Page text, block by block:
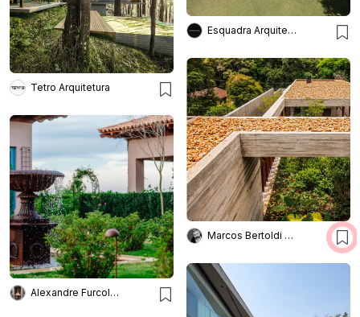
Esquadra Arquitetos
Tetro Arquitetura
Marcos Bertoldi Arquitetos
Alexandre Furcolin Paisagismo